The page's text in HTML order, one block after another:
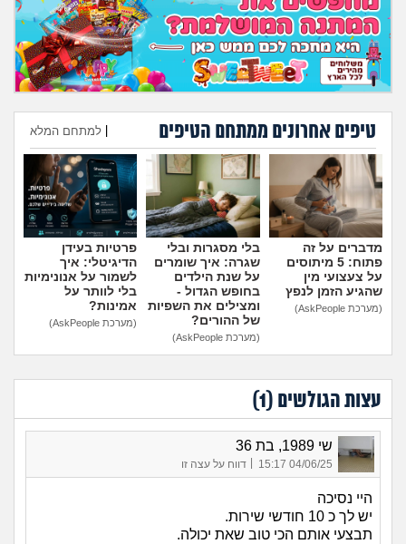
טיפים אחרונים ממתחם הטיפים למתחם המלא
הוספת טיפ
מדברים על זה
פתוח: 5 מיתוסים
על צעצועי מין
שהגיע הזמן לנפץ
(מערכת AskPeople)
בלי מסגרות ובלי
שגרה: איך שומרים
על שנת הילדים
בחופש הגדול -
ומצילים את השפיות
של ההורים?
(מערכת AskPeople)
פרטיות בעידן
הדיגיטלי: איך
לשמור על אנונימיות
בלי לוותר על
אמינות?
(מערכת AskPeople)
עצות הגולשים (1
)
שי 1989, בת 36
04/06/25 15:17 דווח על עצה זו
היי נסיכה
יש לך כ 10 חודשי שירות.
תבצעי אותם הכי טוב שאת יכולה.